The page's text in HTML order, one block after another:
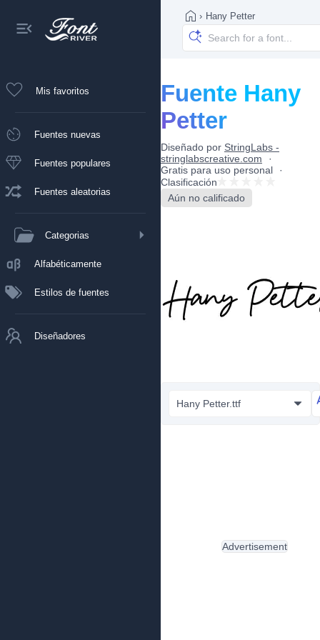
Mis favoritos
Fuentes nuevas
Fuentes populares
Fuentes aleatorias
Categorias
Alfabéticamente
Estilos de fuentes
Diseñadores
› Hany Petter
Fuente Hany
Petter
Diseñado por StringLabs -
stringlabscreative.com
Gratis para uso personal
Clasificación
Aún no calificado
Hany Petter.ttf
Advertisement